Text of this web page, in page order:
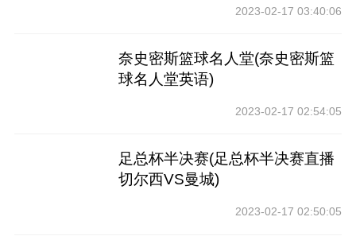
2023-02-17 03:40:06
奈史密斯篮球名人堂(奈史密斯篮
球名人堂英语)
2023-02-17 02:54:05
足总杯半决赛(足总杯半决赛直播
切尔西VS曼城)
2023-02-17 02:50:05